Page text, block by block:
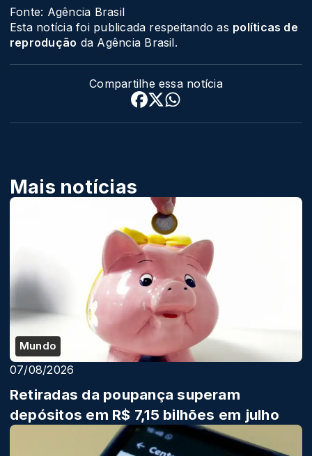
Fonte: Agência Brasil
Esta notícia foi publicada respeitando as políticas de
reprodução da Agência Brasil.
Compartilhe essa notícia
Mais notícias
Mundo
07/08/2026
Retiradas da poupança superam
depósitos em R$ 7,15 bilhões em julho